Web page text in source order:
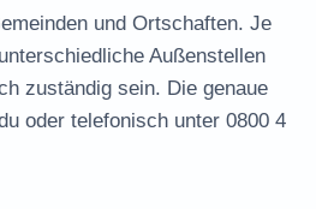
und Ortschaften. Je
Außenstellen
zuständig sein. Die genaue
oder telefonisch unter 0800 4